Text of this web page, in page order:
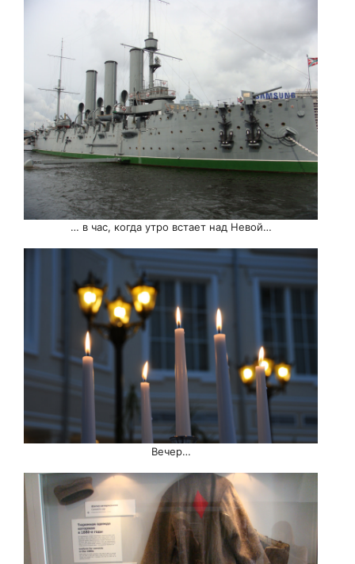
… в час, когда утро встает над Невой…
Вечер…